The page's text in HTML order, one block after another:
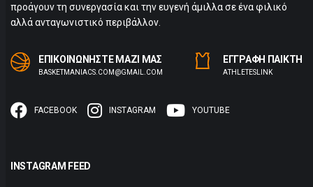
προάγουν τη συνεργασία και την ευγενή άμιλλα σε ένα φιλικό
αλλά ανταγωνιστικό περιβάλλον.
ΕΠΙΚΟΙΝΩΝΗΣΤΕ ΜΑΖΙ ΜΑΣ
BASKETMANIACS.COM@GMAIL.COM
ΕΓΓΡΑΦΗ ΠΑΙΚΤΗ
ΑTHLETESLINK
FACEBOOK INSTAGRAM YOUTUBE
INSTAGRAM FEED